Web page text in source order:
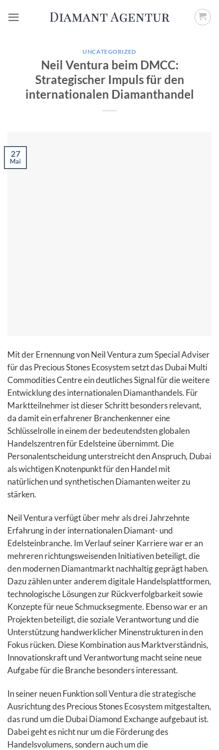
Inhalt
UNCATEGORIZED
Neil Ventura beim DMCC:
Strategischer Impuls für den
internationalen Diamanthandel
27
Mai
Mit der Ernennung von Neil Ventura zum Special Adviser
für das Precious Stones Ecosystem setzt das Dubai Multi
Commodities Centre ein deutliches Signal für die weitere
Entwicklung des internationalen Diamanthandels. Für
Marktteilnehmer ist dieser Schritt besonders relevant,
da damit ein erfahrener Branchenkenner eine
Schlüsselrolle in einem der bedeutendsten globalen
Handelszentren für Edelsteine übernimmt. Die
Personalentscheidung unterstreicht den Anspruch, Dubai
als wichtigen Knotenpunkt für den Handel mit
natürlichen und synthetischen Diamanten weiter zu
stärken.
Neil Ventura verfügt über mehr als drei Jahrzehnte
Erfahrung in der internationalen Diamant- und
Edelsteinbranche. Im Verlauf seiner Karriere war er an
mehreren richtungsweisenden Initiativen beteiligt, die
den modernen Diamantmarkt nachhaltig geprägt haben.
Dazu zählen unter anderem digitale Handelsplattformen,
technologische Lösungen zur Rückverfolgbarkeit sowie
Konzepte für neue Schmucksegmente. Ebenso war er an
Projekten beteiligt, die soziale Verantwortung und die
Unterstützung handwerklicher Minenstrukturen in den
Fokus rücken. Diese Kombination aus Marktverständnis,
Innovationskraft und Verantwortung macht seine neue
Aufgabe für die Branche besonders interessant.
In seiner neuen Funktion soll Ventura die strategische
Ausrichtung des Precious Stones Ecosystem mitgestalten,
das rund um die Dubai Diamond Exchange aufgebaut ist.
Dabei geht es nicht nur um die Förderung des
Handelsvolumens, sondern auch um die